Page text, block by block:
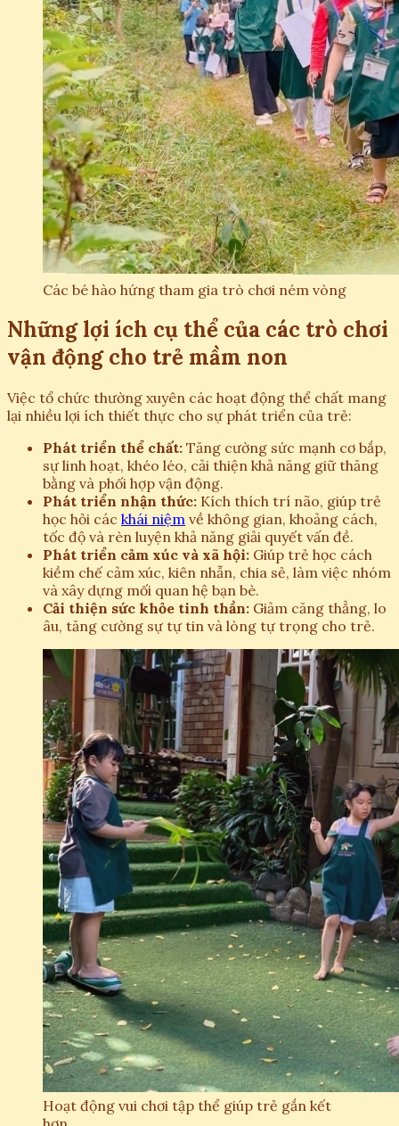
Các bé hào hứng tham gia trò chơi ném vòng
Những lợi ích cụ thể của các trò chơi
vận động cho trẻ mầm non
Việc tổ chức thường xuyên các hoạt động thể chất mang
lại nhiều lợi ích thiết thực cho sự phát triển của trẻ:
Phát triển thể chất: Tăng cường sức mạnh cơ bắp,
sự linh hoạt, khéo léo, cải thiện khả năng giữ thăng
bằng và phối hợp vận động.
Phát triển nhận thức: Kích thích trí não, giúp trẻ
học hỏi các khái niệm về không gian, khoảng cách,
tốc độ và rèn luyện khả năng giải quyết vấn đề.
Phát triển cảm xúc và xã hội: Giúp trẻ học cách
kiềm chế cảm xúc, kiên nhẫn, chia sẻ, làm việc nhóm
và xây dựng mối quan hệ bạn bè.
Cải thiện sức khỏe tinh thần: Giảm căng thẳng, lo
âu, tăng cường sự tự tin và lòng tự trọng cho trẻ.
Hoạt động vui chơi tập thể giúp trẻ gắn kết